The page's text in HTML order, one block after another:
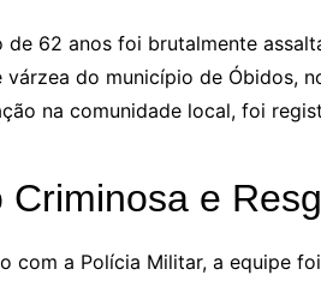
de 62 anos foi brutalmente
várzea do município de Óbidos,
na comunidade local, foi
Criminosa e
com a Polícia Militar, a equipe